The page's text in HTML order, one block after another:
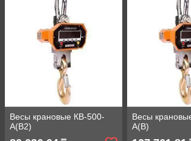
Весы крановые КВ-500-
А(В2)
Весы
А(В)